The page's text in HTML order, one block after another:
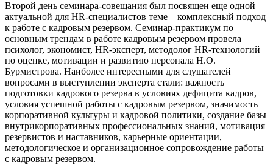
Второй день семинара-совещания был посвящен еще одной
актуальной для HR-специалистов теме – комплексный подход
к работе с кадровым резервом. Семинар-практикум по
основным трендам в работе кадровым резервом провела
психолог, экономист, HR-эксперт, методолог HR-технологий
по оценке, мотивации и развитию персонала Н.О.
Бурмистрова. Наиболее интересными для слушателей
вопросами в выступлении эксперта стали: важность
подготовки кадрового резерва в условиях дефицита кадров,
условия успешной работы с кадровым резервом, значимость
корпоративной культуры и кадровой политики, создание базы
внутрикорпоративных профессиональных знаний, мотивация
резервистов и наставников, карьерные ориентации,
методологическое и организационное сопровождение работы
с кадровым резервом.